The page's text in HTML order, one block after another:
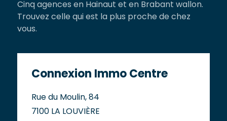
Cinq agences en Hainaut et en Brabant wallon.
Trouvez celle qui est la plus proche de chez
vous.
Connexion Immo Centre
Rue du Moulin, 84
7100 LA LOUVIÈRE